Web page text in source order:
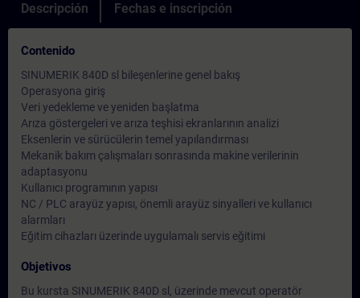
Descripción Fechas e inscripción
Contenido
SINUMERIK 840D sl bileşenlerine genel bakış
Operasyona giriş
Veri yedekleme ve yeniden başlatma
Arıza göstergeleri ve arıza teşhisi ekranlarının analizi
Eksenlerin ve sürücülerin temel yapılandırması
Mekanik bakım çalışmaları sonrasında makine verilerinin
adaptasyonu
Kullanıcı programının yapısı
NC / PLC arayüz yapısı, önemli arayüz sinyalleri ve kullanıcı
alarmları
Eğitim cihazları üzerinde uygulamalı servis eğitimi
Objetivos
Bu kursta SINUMERIK 840D sl, üzerinde mevcut operatör